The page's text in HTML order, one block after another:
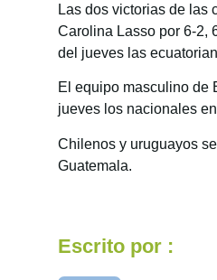
Las dos victorias de las
Carolina Lasso por 6-2,
del jueves las
El equipo masculino de
jueves los nacionales
Chilenos y uruguayos
Guatemala.
Escrito por :